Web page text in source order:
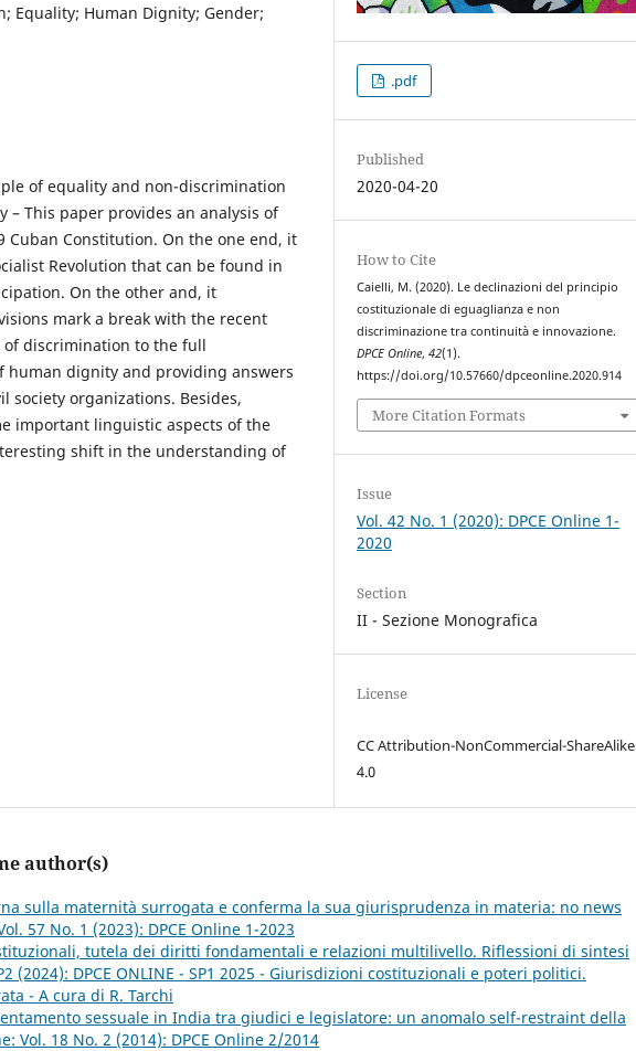
Equality; Human Dignity; Gender;
of equality and non-discrimination
This paper provides an analysis of
Cuban Constitution. On the one end, it
Revolution that can be found in
On the other and, it
mark a break with the recent
discrimination to the full
dignity and providing answers
society organizations. Besides,
important linguistic aspects of the
shift in the understanding of
.pdf
Published
2020-04-20
How to Cite
Caielli, M. (2020). Le declinazioni del principio
costituzionale di eguaglianza e non
discriminazione tra continuità e innovazione.
DPCE Online,42(1).
https://doi.org/10.57660/dpceonline.2020.914
More Citation Formats
Issue
Vol. 42 No. 1 (2020): DPCE Online 1-
2020
Section
II - Sezione Monografica
License
CC Attribution-NonCommercial-ShareAlike
4.0
author(s)
sulla maternità surrogata e conferma la sua giurisprudenza in materia: no news
57 No. 1 (2023): DPCE Online 1-2023
tutela dei diritti fondamentali e relazioni multilivello. Riflessioni di sintesi
(2024): DPCE ONLINE - SP1 2025 - Giurisdizioni costituzionali e poteri politici.
- A cura di R. Tarchi
sessuale in India tra giudici e legislatore: un anomalo self-restraint della
Vol. 18 No. 2 (2014): DPCE Online 2/2014